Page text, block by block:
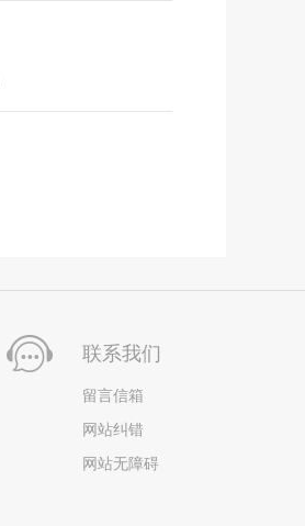
联系我们
留言信箱
网站纠错
网站无障碍